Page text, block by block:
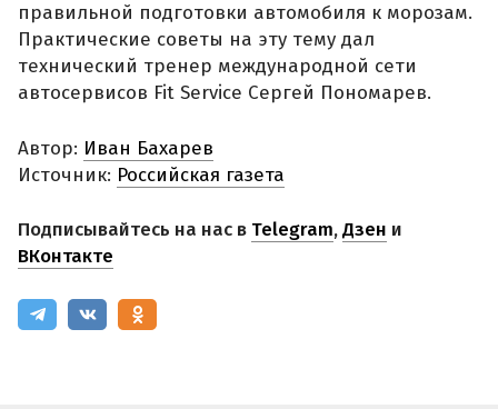
правильной подготовки автомобиля к морозам.
Практические советы на эту тему дал
технический тренер международной сети
автосервисов Fit Service Сергей Пономарев.
Автор: Иван Бахарев
Источник: Российская газета
Подписывайтесь на нас в Telegram,Дзен и
ВКонтакте